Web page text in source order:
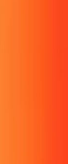
d'aide
Inc. Tous droits